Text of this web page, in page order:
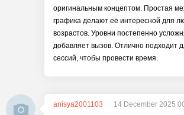
оригинальным концептом. Простая
графика делают её интересной для
возрастов. Уровни постепенно
добавляет вызов. Отлично подходит
сессий, чтобы провести время.
anisya2001103
14 December 2025